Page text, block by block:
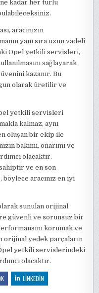
kadar her türlü
aracınızın
yanı sıra uzun vadeli
Opel yetkili servisleri,
sağlayarak
kazanır. Bu
olarak üretilir ve
yetkili servisleri
kalmaz, aynı
oluşan bir ekip ile
bakımı, onarımı ve
olacaktır.
ve en son
aracınız en iyi
sunulan orijinal
güvenli ve sorunsuz bir
korumak ve
orijinal yedek parçaların
yetkili servislerindeki
olacaktır.
LINKEDIN